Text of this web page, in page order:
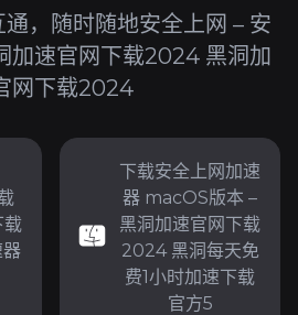
，随时随地安全上网 – 安
加速官网下载2024 黑洞加
网下载2024
载
下载安全上网加速
器 macOS版本 –
黑洞加速官网下载
2024 黑洞每天免
费1小时加速下载
官方5